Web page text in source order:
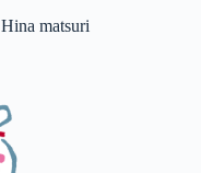
matsuri